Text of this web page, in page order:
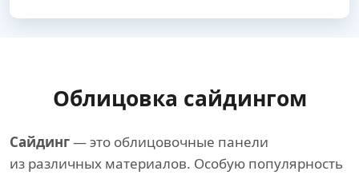
Облицовка сайдингом
Сайдинг— это облицовочные панели
из различных материалов. Особую популярность